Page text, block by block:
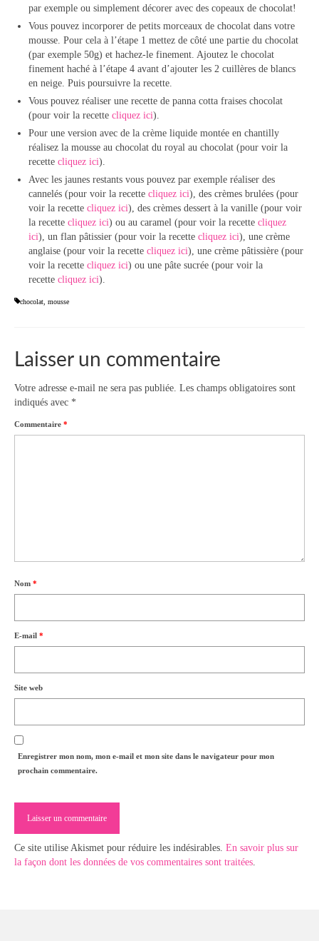
par exemple ou simplement décorer avec des copeaux de chocolat!
Vous pouvez incorporer de petits morceaux de chocolat dans votre
mousse. Pour cela à l’étape 1 mettez de côté une partie du chocolat
(par exemple 50g) et hachez-le finement. Ajoutez le chocolat
finement haché à l’étape 4 avant d’ajouter les 2 cuillères de blancs
en neige. Puis poursuivre la recette.
Vous pouvez réaliser une recette de panna cotta fraises chocolat
(pour voir la recette cliquez ici).
Pour une version avec de la crème liquide montée en chantilly
réalisez la mousse au chocolat du royal au chocolat (pour voir la
recette cliquez ici).
Avec les jaunes restants vous pouvez par exemple réaliser des
cannelés (pour voir la recette cliquez ici), des crèmes brulées (pour
voir la recette cliquez ici), des crèmes dessert à la vanille (pour voir
la recette cliquez ici) ou au caramel (pour voir la recette cliquez
ici), un flan pâtissier (pour voir la recette cliquez ici), une crème
anglaise (pour voir la recette cliquez ici), une crème pâtissière (pour
voir la recette cliquez ici) ou une pâte sucrée (pour voir la
recette cliquez ici).
chocolat mousse
Laisser un commentaire
Votre adresse e-mail ne sera pas publiée. Les champs obligatoires sont
indiqués avec *
Commentaire *
Nom *
E-mail *
Site web
Enregistrer mon nom, mon e-mail et mon site dans le navigateur pour mon
prochain commentaire.
Ce site utilise Akismet pour réduire les indésirables. En savoir plus sur
la façon dont les données de vos commentaires sont traitées.